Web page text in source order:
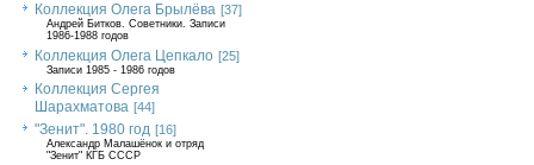
Коллекция Олега Брылёва [37]
Андрей Битков. Советники. Записи
1986-1988 годов
Коллекция Олега Цепкало [25]
Записи 1985 - 1986 годов
Коллекция Сергея
Шарахматова [44]
"Зенит". 1980 год [16]
Александр Малашёнок и отряд
"Зенит" КГБ СССР